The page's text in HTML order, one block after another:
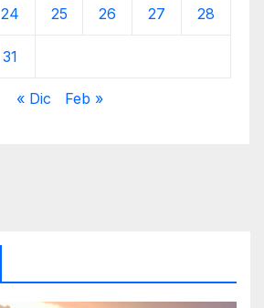
24 25 26 27 28
31
« Dic Feb »